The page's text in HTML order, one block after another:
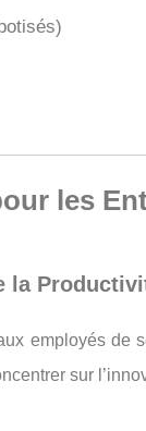
les
la
employés
sur